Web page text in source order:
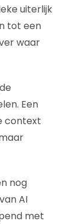
uiterlijk
tot een
waar
Een
context
nog
AI
met